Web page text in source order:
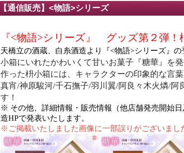
【通信販売】<物語>シリーズ
『<物語>シリーズ』 グッズ第２弾！
天橋立の酒蔵、白糸酒造より 『<物語>シリーズ 』の
小箱にいれたかわいくて甘いお菓子 『糖華』 を
作った枡小箱には、キャラクターの印象的な言
真宵/神原駿河/千石撫子/羽川翼/阿良々木火燐/阿
す！
※ その他、詳細情報・販売情報（他店舗発売開始
造HPで発表いたします。
※ご掲載いたしました画像に一部誤りがございまし